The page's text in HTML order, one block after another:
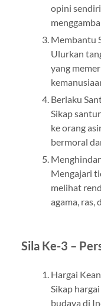
opini
Membantu
Ulurkan
yang
Berlaku
Sikap
ke orang
bermoral
Mengajari
melihat
agama, ras,
Sila Ke-3 –
Hargai
Sikap
budaya di